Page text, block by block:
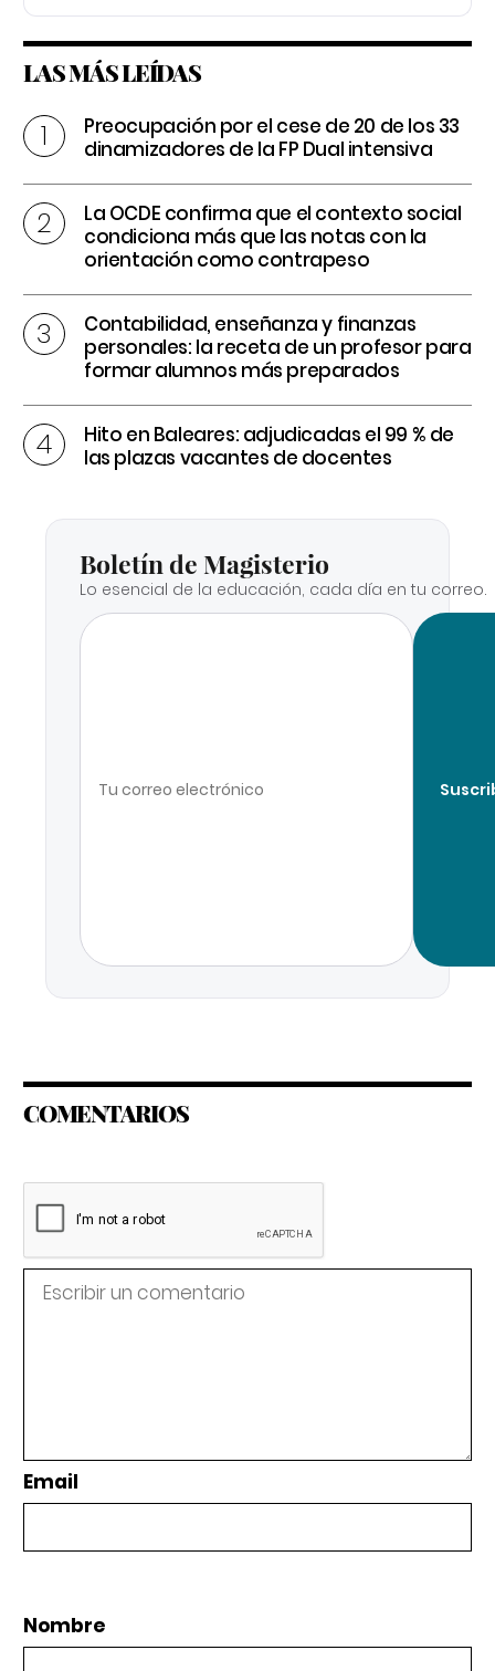
LAS MÁS LEÍDAS
Preocupación por el cese de 20 de los 33
dinamizadores de la FP Dual intensiva
La OCDE confirma que el contexto social
condiciona más que las notas con la
orientación como contrapeso
Contabilidad, enseñanza y finanzas
personales: la receta de un profesor para
formar alumnos más preparados
Hito en Baleares: adjudicadas el 99 % de
las plazas vacantes de docentes
Boletín de Magisterio
Lo esencial de la educación, cada día en tu correo.
COMENTARIOS
Email
Nombre